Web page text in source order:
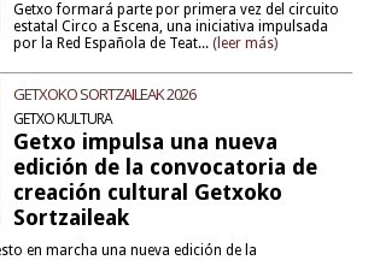
Getxo formará parte por primera vez del circuito
estatal Circo a Escena, una iniciativa impulsada
por la Red Española de Teat... (leer más)
GETXOKO SORTZAILEAK 2026
GETXO KULTURA
Getxo impulsa una nueva
edición de la convocatoria de
creación cultural Getxoko
Sortzaileak
en marcha una nueva edición de la